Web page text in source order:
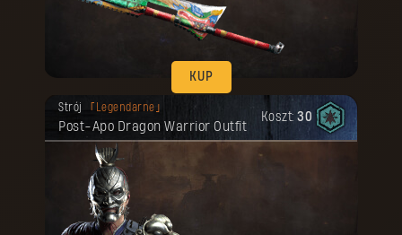
KUP
Strój Legendarne
Post-Apo Dragon Warrior Outfit
Koszt: 30
Twoja nagroda została odblokowana.